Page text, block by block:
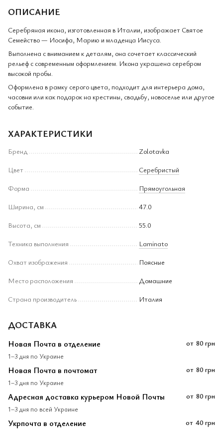
ОПИСАНИЕ
Серебряная икона, изготовленная в Италии, изображает Святое
Семейство — Иосифа, Марию и младенца Иисуса.
Выполнена с вниманием к деталям, она сочетает классический
рельеф с современным оформлением. Икона украшена серебром
высокой пробы.
Оформлена в рамку серого цвета, подходит для интерьера дома,
часовни или как подарок на крестины, свадьбу, новоселье или другое
событие.
ХАРАКТЕРИСТИКИ
Бренд
Zolotavka
Цвет
Серебристый
Форма
Прямоугольная
Ширина, см
47.0
Высота, см
55.0
Техника выполнения
Laminato
Охват изображения
Поясные
Место расположения
Домашние
Страна производитель
Италия
ДОСТАВКА
Новая Почта в отделение
1–3 дня по Украине
от 80 грн
Новая Почта в почтомат
1–3 дня по Украине
от 80 грн
Адресная доставка курьером Новой Почты
1–3 дня по всей Украине
от 80 грн
Укрпочта в отделение от 40 грн